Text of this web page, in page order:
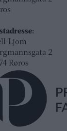
Ljom
2
Røros